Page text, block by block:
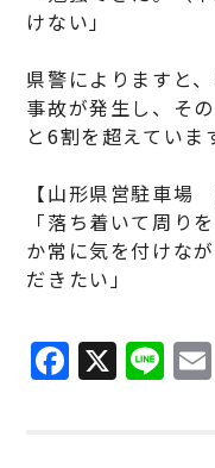
けない」
県警によりますと
事故が発生し、そ
と6割を超えていま
【山形県営駐車場
「落ち着いて周り
か常に気を付けな
だきたい」
F
a
X Li
n